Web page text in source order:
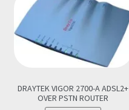
DRAYTEK VIGOR 2700-A ADSL2+
OVER PSTN ROUTER